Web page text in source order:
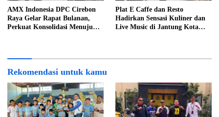
AMX Indonesia DPC Cirebon
Raya Gelar Rapat Bulanan,
Perkuat Konsolidasi Menuju
Plat E Caffe dan Resto
Hadirkan Sensasi Kuliner dan
Live Music di Jantung Kota
Rekomendasi untuk kamu